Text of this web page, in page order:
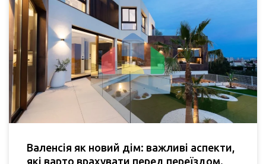
Валенсія як новий дім: важливі аспекти,
які варто врахувати перед переїздом.